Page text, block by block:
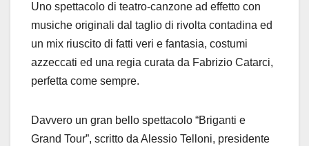
Uno spettacolo di teatro-canzone ad effetto con
musiche originali dal taglio di rivolta contadina ed
un mix riuscito di fatti veri e fantasia, costumi
azzeccati ed una regia curata da Fabrizio Catarci,
perfetta come sempre.
Davvero un gran bello spettacolo “Briganti e
Grand Tour”, scritto da Alessio Telloni, presidente